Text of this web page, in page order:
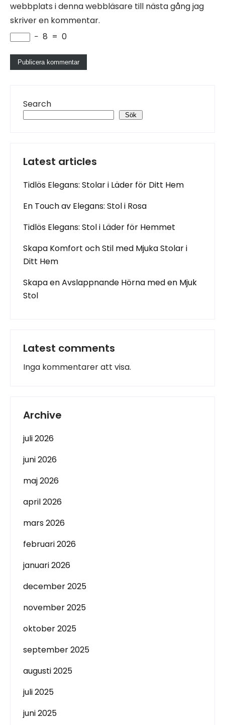
webbplats i denna webbläsare till nästa gång jag
skriver en kommentar.
− 8 = 0
Search
Sök
Latest articles
Tidlös Elegans: Stolar i Läder för Ditt Hem
En Touch av Elegans: Stol i Rosa
Tidlös Elegans: Stol i Läder för Hemmet
Skapa Komfort och Stil med Mjuka Stolar i
Ditt Hem
Skapa en Avslappnande Hörna med en Mjuk
Stol
Latest comments
Inga kommentarer att visa.
Archive
juli 2026
juni 2026
maj 2026
april 2026
mars 2026
februari 2026
januari 2026
december 2025
november 2025
oktober 2025
september 2025
augusti 2025
juli 2025
juni 2025